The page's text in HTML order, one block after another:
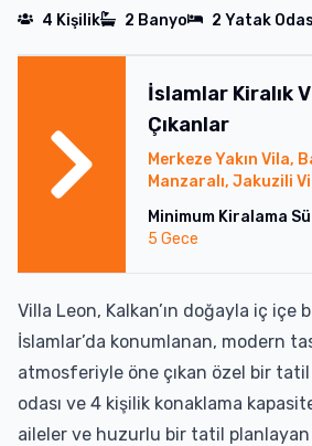
4 Kişilik 2 Banyo 2 Yatak
İslamlarKiralık
Çıkanlar
Merkeze Yakın Vila,
Manzaralı, Jakuzili
Minimum Kiralama
5 Gece
Villa Leon, Kalkan’ın doğayla iç içe
İslamlar’da konumlanan, modern
atmosferiyle öne çıkan özel bir tatil
odası ve 4 kişilik konaklama
aileler ve huzurlu bir tatil